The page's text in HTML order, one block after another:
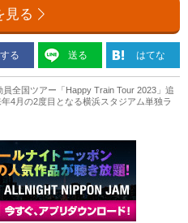
見る
る 送る はてな
全国ツアー「Happy Train Tour 2023」追
4月の2度目となる横浜スタジアム単独ラ